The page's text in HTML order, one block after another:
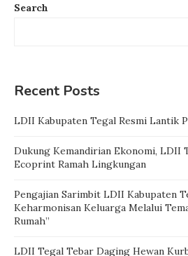
Search
Recent Posts
LDII Kabupaten Tegal Resmi Lantik
Dukung Kemandirian Ekonomi, LDII
Ecoprint Ramah Lingkungan
Pengajian Sarimbit LDII Kabupaten
Keharmonisan Keluarga Melalui
Rumah”
LDII Tegal Tebar Daging Hewan